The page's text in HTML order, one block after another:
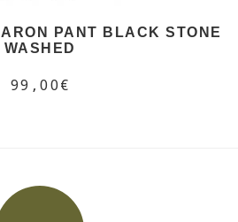
PANT BLACK STONE
WASHED
99,00€